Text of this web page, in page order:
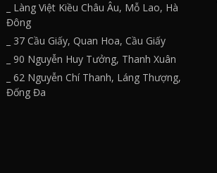
_ Làng Việt Kiều Châu Âu, Mỗ Lao, Hà
Đông
_ 37 Cầu Giấy, Quan Hoa, Cầu Giấy
_ 90 Nguyễn Huy Tưởng, Thanh Xuân
_ 62 Nguyễn Chí Thanh, Láng Thượng,
Đống Đa